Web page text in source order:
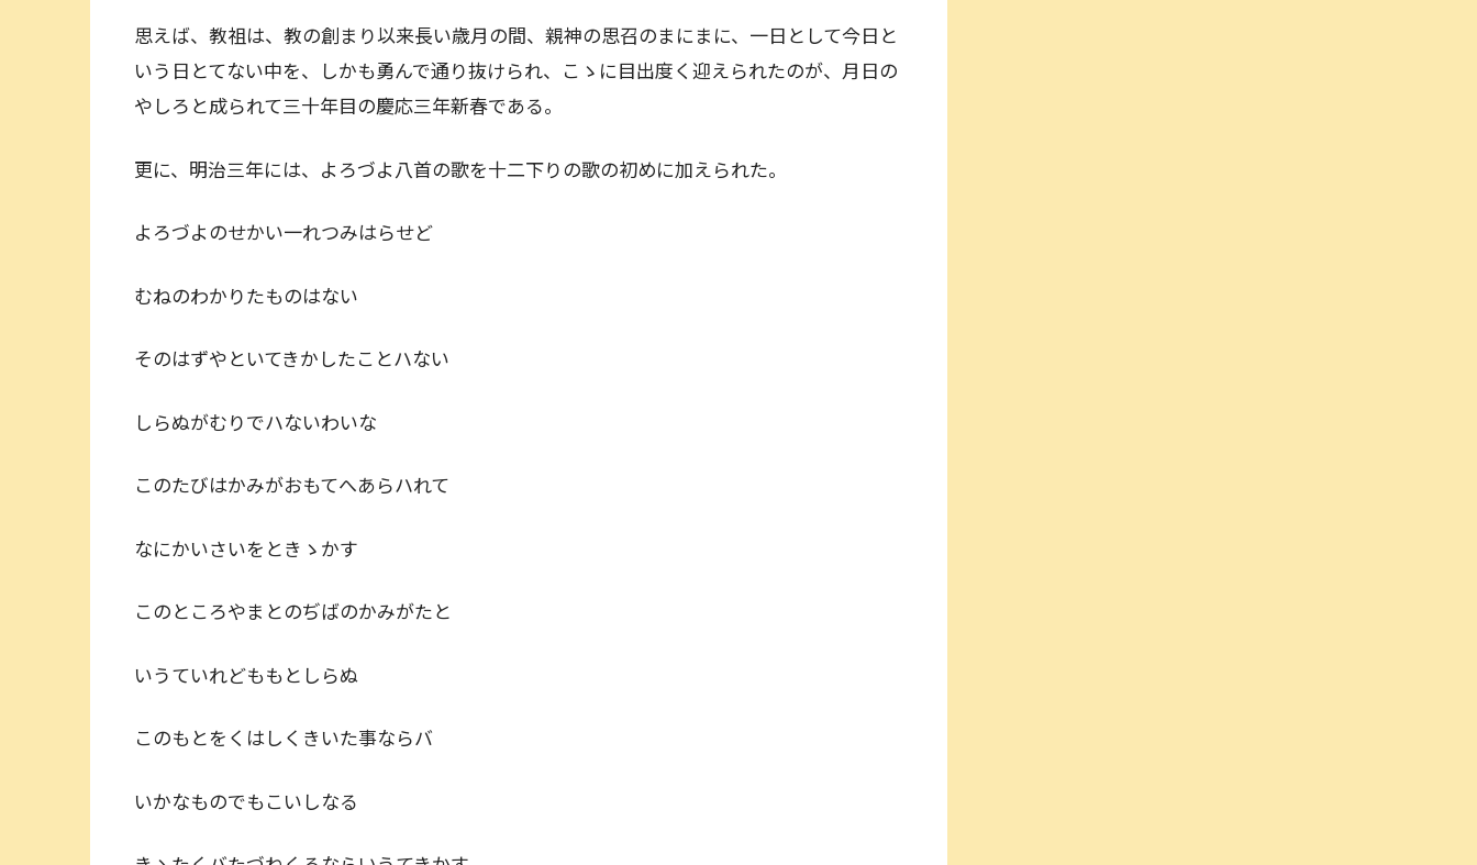
思えば、教祖は、教の創まり以来長い歳月の間、親神の思召のまにまに、一日として今日と
いう日とてない中を、しかも勇んで通り抜けられ、こゝに目出度く迎えられたのが、月日の
やしろと成られて三十年目の慶応三年新春である。
更に、明治三年には、よろづよ八首の歌を十二下りの歌の初めに加えられた。
よろづよのせかい一れつみはらせど
むねのわかりたものはない
そのはずやといてきかしたことハない
しらぬがむりでハないわいな
このたびはかみがおもてへあらハれて
なにかいさいをときゝかす
このところやまとのぢばのかみがたと
いうていれどももとしらぬ
このもとをくはしくきいた事ならバ
いかなものでもこいしなる